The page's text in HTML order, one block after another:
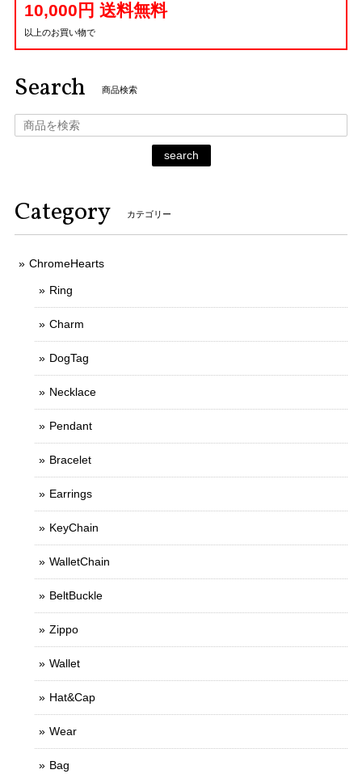
10,000円 送料無料
以上のお買い物で
Search 商品検索
search
Category カテゴリー
ChromeHearts
Ring
Charm
DogTag
Necklace
Pendant
Bracelet
Earrings
KeyChain
WalletChain
BeltBuckle
Zippo
Wallet
Hat&Cap
Wear
Bag